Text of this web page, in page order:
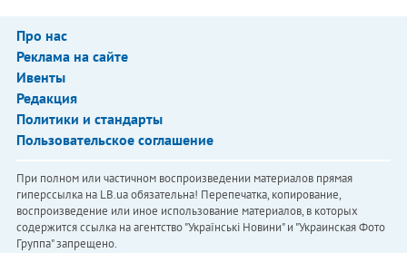
Про нас
Реклама на сайте
Ивенты
Редакция
Политики и стандарты
Пользовательское соглашение
При полном или частичном воспроизведении материалов прямая
гиперссылка на LB.ua обязательна! Перепечатка, копирование,
воспроизведение или иное использование материалов, в которых
содержится ссылка на агентство "Українськi Новини" и "Украинская Фото
Группа" запрещено.